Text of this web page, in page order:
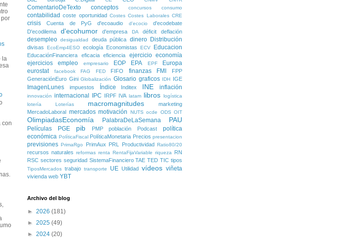
la
con
ComentarioDeTexto conceptos concursos consumo
contabilidad coste oportunidad Costes Costes Laborales CRE
crisis Cuenta de PyG d'ecoaudio d'ecocio
d'ecodebate
D'ecodilema
d'ecohumor d'empresa DA déficit deflación
desempleo desigualdad deuda pública dinero Distribución
divisas EcoEmp4ESO ecología Economistas ECV Educacion
EducaciónFinanciera eficacia eficiencia
ejercicio economía
ejercicios
empleo empresario EOP EPA EPF
Europa
eurostat
facebook FAG FED FIFO finanzas FMI
FPP
GeneraciónEuro Gini Globalización Glosario graficos IDH IGE
ImagenLunes impuestos Índice Inditex INE inflación
innovación internacional IPC IRPF IVA latam libros logística
lotería
Loterías macromagnitudes
marketing
MercadoLaboral mercados motivación NUTS ocde ODS OIT
OlimpiadasEconomía PalabraDeLaSemana PAU
Películas PGE pib PMP población Podcast
política
económica PolíticaFiscal PolíticaMonetaria Precios presentacion
previsiones PrimaRgo PrimAux PRL Productividad Ratio80/20
recursos naturales reformas renta RentaFijaVariable riqueza
RN
RSC sectores seguridad SistemaFinanciero TAE TED TIC tipos
TiposMercados trabajo transporte UE Utilidad vídeos viñeta
vivienda web YBT
Archivo del blog
► 2026 (181)
► 2025 (49)
► 2024 (20)